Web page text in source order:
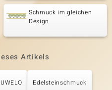
Schmuck im gleichen
Design
Artikels
Edelsteinschmuck